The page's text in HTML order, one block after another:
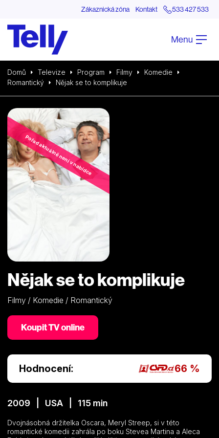
Zákaznická zóna Kontakt 533 427 533
Menu
Domů Televize Program Filmy
Komedie
Romantický
Nějak se to komplikuje
Pořad aktuálně není v nabídce
Nějak se to komplikuje
Filmy / Komedie / Romantický
Koupit TV online
Hodnocení: 66 %
2009 | USA | 115 min
Dvojnásobná držitelka Oscara, Meryl Streep, si v této
romantické komedii zahrála po boku Stevea Martina a Aleca